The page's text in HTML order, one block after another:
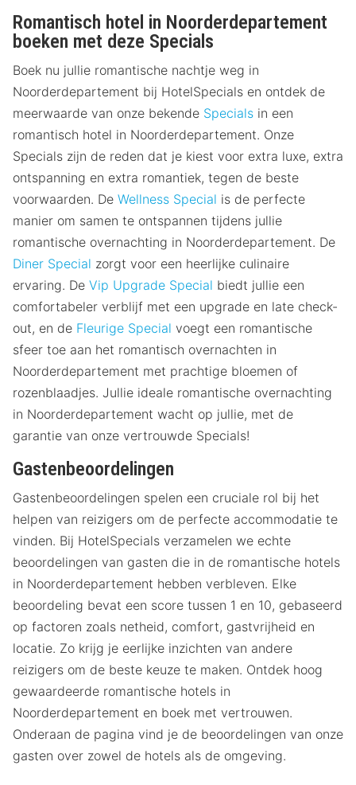
Romantisch hotel in Noorderdepartement
boeken met deze Specials
Boek nu jullie romantische nachtje weg in
Noorderdepartement bij HotelSpecials en ontdek de
meerwaarde van onze bekende Specials in een
romantisch hotel in Noorderdepartement. Onze
Specials zijn de reden dat je kiest voor extra luxe, extra
ontspanning en extra romantiek, tegen de beste
voorwaarden. De Wellness Special is de perfecte
manier om samen te ontspannen tijdens jullie
romantische overnachting in Noorderdepartement. De
Diner Special zorgt voor een heerlijke culinaire
ervaring. De Vip Upgrade Special biedt jullie een
comfortabeler verblijf met een upgrade en late check-
out, en de Fleurige Special voegt een romantische
sfeer toe aan het romantisch overnachten in
Noorderdepartement met prachtige bloemen of
rozenblaadjes. Jullie ideale romantische overnachting
in Noorderdepartement wacht op jullie, met de
garantie van onze vertrouwde Specials!
Gastenbeoordelingen
Gastenbeoordelingen spelen een cruciale rol bij het
helpen van reizigers om de perfecte accommodatie te
vinden. Bij HotelSpecials verzamelen we echte
beoordelingen van gasten die in de romantische hotels
in Noorderdepartement hebben verbleven. Elke
beoordeling bevat een score tussen 1 en 10, gebaseerd
op factoren zoals netheid, comfort, gastvrijheid en
locatie. Zo krijg je eerlijke inzichten van andere
reizigers om de beste keuze te maken. Ontdek hoog
gewaardeerde romantische hotels in
Noorderdepartement en boek met vertrouwen.
Onderaan de pagina vind je de beoordelingen van onze
gasten over zowel de hotels als de omgeving.